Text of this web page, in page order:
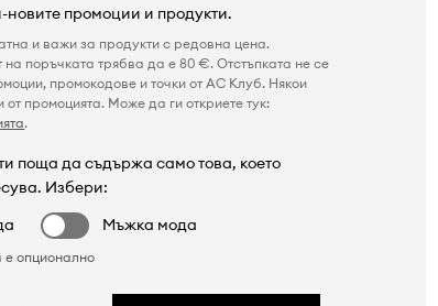
промоции и продукти.
и важи за продукти с редовна цена.
поръчката трябва да е 80 €. Отстъпката не се
промокодове и точки от AC Клуб. Някои
промоцията. Може да ги откриете тук:
.
поща да съдържа само това, което
Избери:
Мъжка мода
опционално